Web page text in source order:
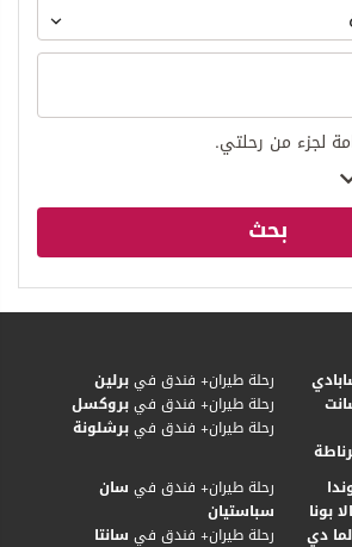
لجزء من رحلتي.
بحث
رحلة طيران+ فندق فيبرلين
رحلة طيران+ فندق فيبروكسل
رحلة طيران+ فندق فيبرشلونة
رحلة طيران+ فندق في سان
سباستيان
رحلة طيران+ فندق في سانتا
بونا
دي